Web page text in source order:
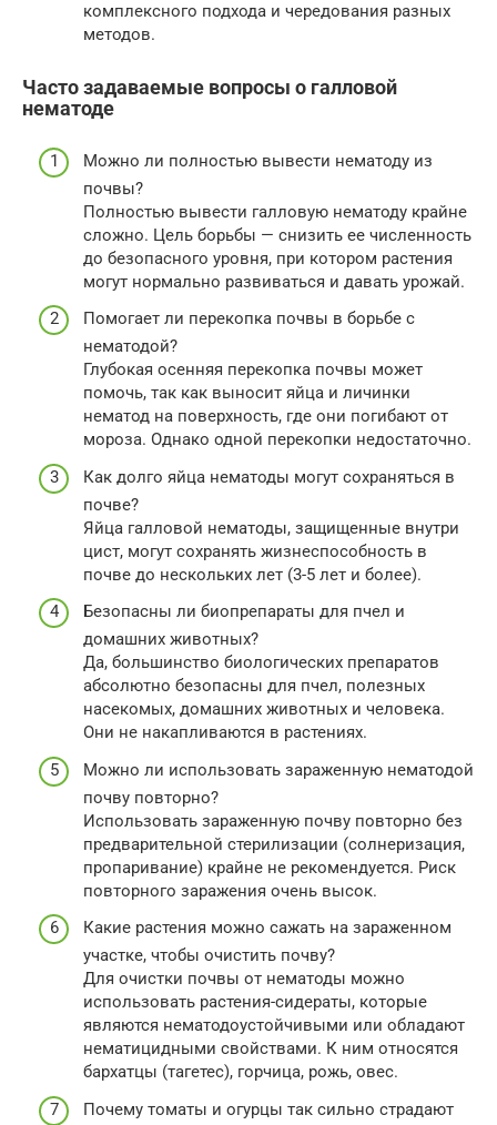
комплексного подхода и чередования разных
методов.
Часто задаваемые вопросы о галловой
нематоде
Можно ли полностью вывести нематоду из
почвы?
Полностью вывести галловую нематоду крайне
сложно. Цель борьбы — снизить ее численность
до безопасного уровня, при котором растения
могут нормально развиваться и давать урожай.
Помогает ли перекопка почвы в борьбе с
нематодой?
Глубокая осенняя перекопка почвы может
помочь, так как выносит яйца и личинки
нематод на поверхность, где они погибают от
мороза. Однако одной перекопки недостаточно.
Как долго яйца нематоды могут сохраняться в
почве?
Яйца галловой нематоды, защищенные внутри
цист, могут сохранять жизнеспособность в
почве до нескольких лет (3-5 лет и более).
Безопасны ли биопрепараты для пчел и
домашних животных?
Да, большинство биологических препаратов
абсолютно безопасны для пчел, полезных
насекомых, домашних животных и человека.
Они не накапливаются в растениях.
Можно ли использовать зараженную нематодой
почву повторно?
Использовать зараженную почву повторно без
предварительной стерилизации (солнеризация,
пропаривание) крайне не рекомендуется. Риск
повторного заражения очень высок.
Какие растения можно сажать на зараженном
участке, чтобы очистить почву?
Для очистки почвы от нематоды можно
использовать растения-сидераты, которые
являются нематодоустойчивыми или обладают
нематицидными свойствами. К ним относятся
бархатцы (тагетес), горчица, рожь, овес.
Почему томаты и огурцы так сильно страдают